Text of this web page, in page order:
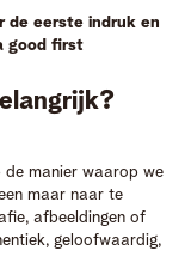
de eerste indruk en
good first
de manier waarop we
maar naar te
afbeeldingen of
geloofwaardig,